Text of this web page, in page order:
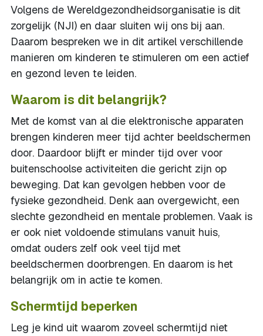
Volgens de Wereldgezondheidsorganisatie is dit
zorgelijk (NJI) en daar sluiten wij ons bij aan.
Daarom bespreken we in dit artikel verschillende
manieren om kinderen te stimuleren om een actief
en gezond leven te leiden.
Waarom is dit belangrijk?
Met de komst van al die elektronische apparaten
brengen kinderen meer tijd achter beeldschermen
door. Daardoor blijft er minder tijd over voor
buitenschoolse activiteiten die gericht zijn op
beweging. Dat kan gevolgen hebben voor de
fysieke gezondheid. Denk aan overgewicht, een
slechte gezondheid en mentale problemen. Vaak is
er ook niet voldoende stimulans vanuit huis,
omdat ouders zelf ook veel tijd met
beeldschermen doorbrengen. En daarom is het
belangrijk om in actie te komen.
Schermtijd beperken
Leg je kind uit waarom zoveel schermtijd niet